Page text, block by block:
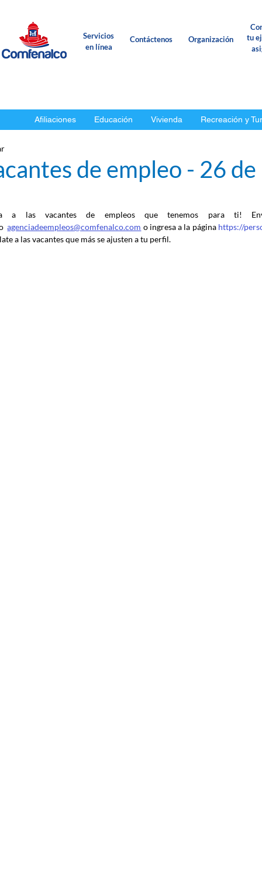
Servicios
en línea
Contáctenos Organización
tu
Afiliaciones Educación Vivienda Recreación y
de empleo - 26
a las vacantes de empleos que tenemos para ti!
agenciadeempleos@comfenalco.com o ingresa a la página https://
a las vacantes que más se ajusten a tu perfil.